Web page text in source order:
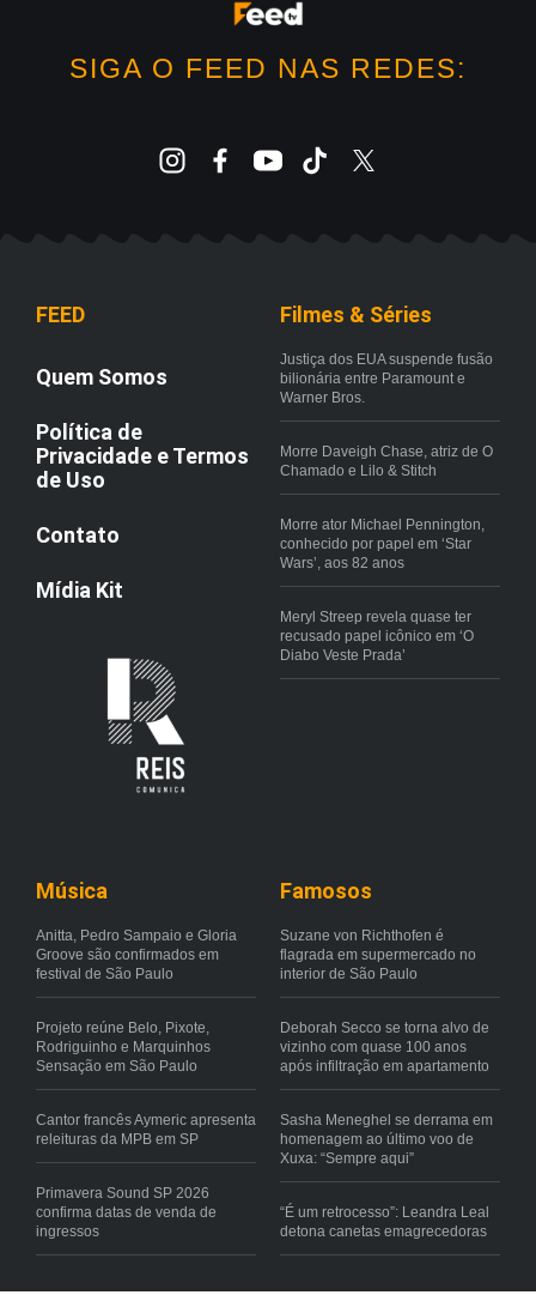
SIGA O FEED NAS REDES:
FEED
Quem Somos
Política de
Privacidade e Termos
de Uso
Contato
Mídia Kit
Filmes & Séries
Justiça dos EUA suspende fusão
bilionária entre Paramount e
Warner Bros.
Morre Daveigh Chase, atriz de O
Chamado e Lilo & Stitch
Morre ator Michael Pennington,
conhecido por papel em ‘Star
Wars’, aos 82 anos
Meryl Streep revela quase ter
recusado papel icônico em ‘O
Diabo Veste Prada’
Música
Anitta, Pedro Sampaio e Gloria
Groove são confirmados em
festival de São Paulo
Projeto reúne Belo, Pixote,
Rodriguinho e Marquinhos
Sensação em São Paulo
Cantor francês Aymeric apresenta
releituras da MPB em SP
Primavera Sound SP 2026
confirma datas de venda de
ingressos
Famosos
Suzane von Richthofen é
flagrada em supermercado no
interior de São Paulo
Deborah Secco se torna alvo de
vizinho com quase 100 anos
após infiltração em apartamento
Sasha Meneghel se derrama em
homenagem ao último voo de
Xuxa: “Sempre aqui”
“É um retrocesso”: Leandra Leal
detona canetas emagrecedoras